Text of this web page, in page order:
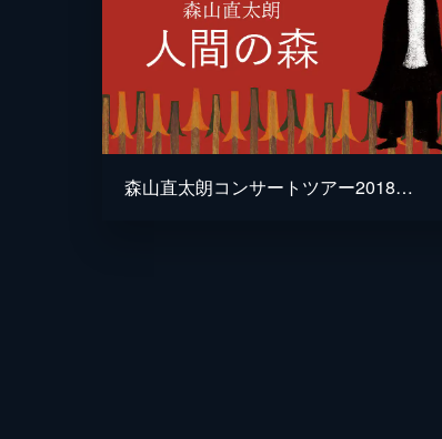
森山直太朗コンサートツアー2018〜19『人間の森』